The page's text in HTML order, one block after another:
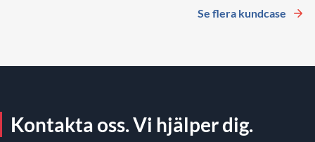
Se flera kundcase
Kontakta oss. Vi hjälper dig.